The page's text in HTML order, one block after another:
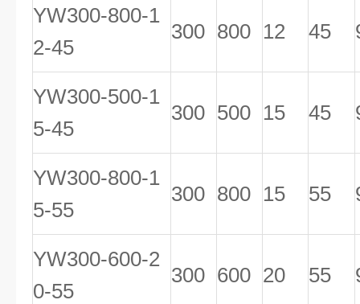
YW300-800-1
2-45
300 800 12 45
YW300-500-1
5-45
300 500 15 45
YW300-800-1
5-55
300 800 15 55
YW300-600-2
0-55
300 600 20 55